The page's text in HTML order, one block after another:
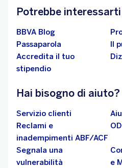
Potrebbe interessarti
BBVA Blog
Passaparola
Il
Accredita il tuo
stipendio
Hai bisogno di aiuto?
Servizio clienti
Reclami e
inadempimenti ABF/ACF
Segnala una
vulnerabilità
e